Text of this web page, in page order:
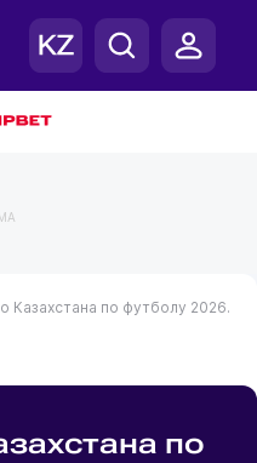
Казахстана по футболу 2026.
по